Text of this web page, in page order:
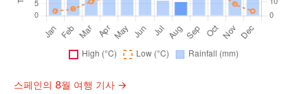
스페인의 8월 여행 기사 →